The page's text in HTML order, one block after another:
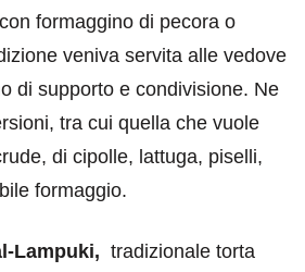
formaggino di pecora o
veniva servita alle vedove
di supporto e condivisione. Ne
tra cui quella che vuole
di cipolle, lattuga, piselli,
formaggio.
Lampuki, tradizionale torta